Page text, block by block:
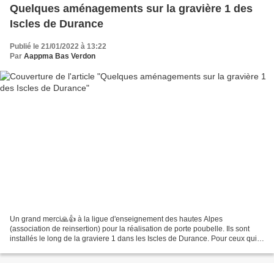
Quelques aménagements sur la gravière 1 des
Iscles de Durance
Publié le 21/01/2022 à 13:22
Par Aappma Bas Verdon
Un grand merci🙏👍 à la ligue d'enseignement des hautes Alpes
(association de reinsertion) pour la réalisation de porte poubelle. Ils sont
installés le long de la graviere 1 dans les Iscles de Durance. Pour ceux qui